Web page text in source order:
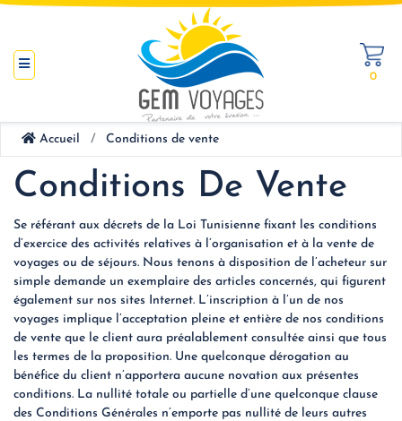
0
Accueil Conditions de vente
Conditions De Vente
Se référant aux décrets de la Loi Tunisienne fixant les conditions
d’exercice des activités relatives à l’organisation et à la vente de
voyages ou de séjours. Nous tenons à disposition de l’acheteur sur
simple demande un exemplaire des articles concernés, qui figurent
également sur nos sites Internet. L’inscription à l’un de nos
voyages implique l’acceptation pleine et entière de nos conditions
de vente que le client aura préalablement consultée ainsi que tous
les termes de la proposition. Une quelconque dérogation au
bénéfice du client n’apportera aucune novation aux présentes
conditions. La nullité totale ou partielle d’une quelconque clause
des Conditions Générales n’emporte pas nullité de leurs autres